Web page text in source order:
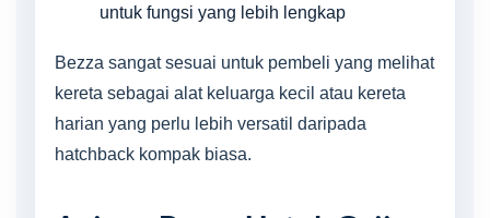
untuk fungsi yang lebih lengkap
Bezza sangat sesuai untuk pembeli yang melihat
kereta sebagai alat keluarga kecil atau kereta
harian yang perlu lebih versatil daripada
hatchback kompak biasa.